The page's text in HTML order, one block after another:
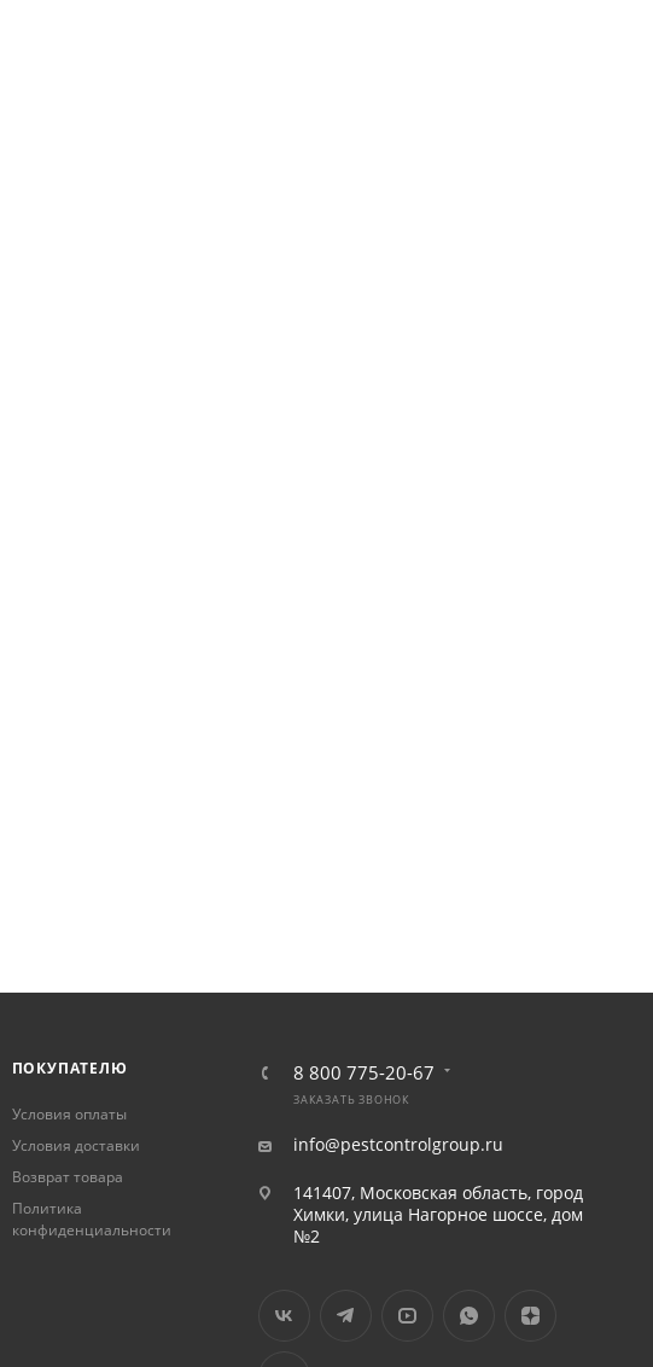
ПОКУПАТЕЛЮ
Условия оплаты
Условия доставки
Возврат товара
Политика
конфиденциальности
8 800 775-20-67
ЗАКАЗАТЬ ЗВОНОК
info@pestcontrolgroup.ru
141407, Московская область, город
Химки, улица Нагорное шоссе, дом
№2